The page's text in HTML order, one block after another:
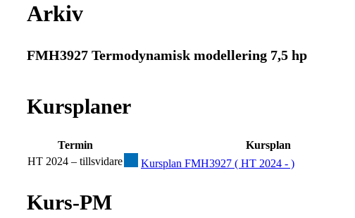
Arkiv
FMH3927 Termodynamisk modellering 7,5 hp
Kursplaner
Termin
Kursplan
HT 2024 – tillsvidare
Kursplan FMH3927 ( HT 2024 - )
Kurs-PM